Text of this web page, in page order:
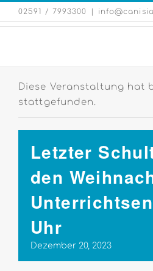
Zum
Inhalt
02591 / 7993300
Diese Veranstaltung hat
stattgefunden.
Letzter
den
Uhr
Dezember 20, 2023